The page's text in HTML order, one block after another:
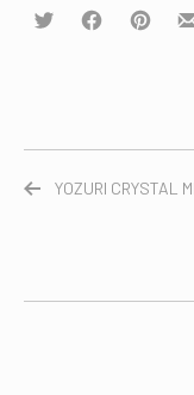
Τουίτα Μοιραστείτε
YOZURI CRYSTAL